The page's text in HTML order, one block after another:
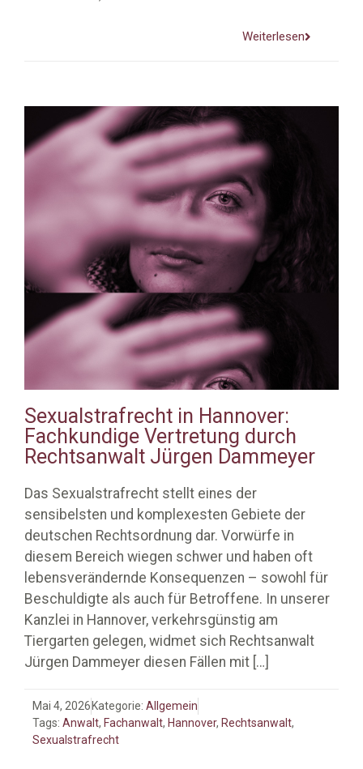
Weiterlesen
Sexualstrafrecht in Hannover:
Fachkundige Vertretung durch
Rechtsanwalt Jürgen Dammeyer
Das Sexualstrafrecht stellt eines der
sensibelsten und komplexesten Gebiete der
deutschen Rechtsordnung dar. Vorwürfe in
diesem Bereich wiegen schwer und haben oft
lebensverändernde Konsequenzen – sowohl für
Beschuldigte als auch für Betroffene. In unserer
Kanzlei in Hannover, verkehrsgünstig am
Tiergarten gelegen, widmet sich Rechtsanwalt
Jürgen Dammeyer diesen Fällen mit […]
Mai 4, 2026 Kategorie: Allgemein
Tags: Anwalt, Fachanwalt, Hannover, Rechtsanwalt,
Sexualstrafrecht